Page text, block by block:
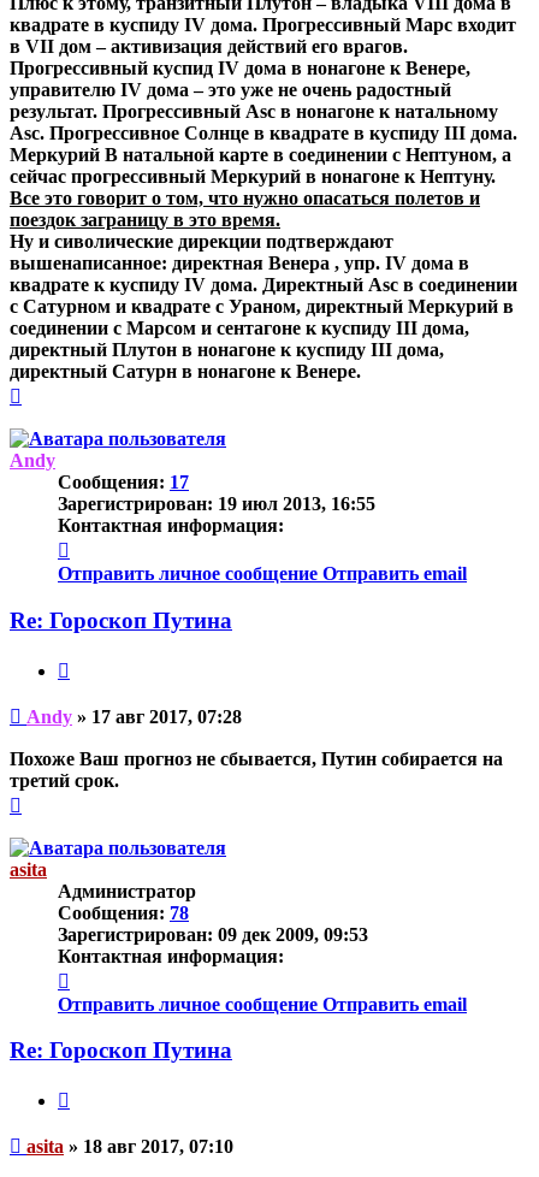
квадрате в куспиду IV дома. Прогрессивный Марс входит
в VII дом – активизация действий его врагов.
Прогрессивный куспид IV дома в нонагоне к Венере,
управителю IV дома – это уже не очень радостный
результат. Прогрессивный Asc в нонагоне к натальному
Asc. Прогрессивное Солнце в квадрате в куспиду III дома.
Меркурий В натальной карте в соединении с Нептуном, а
сейчас прогрессивный Меркурий в нонагоне к Нептуну.
Все это говорит о том, что нужно опасаться полетов и
поездок заграницу в это время.
Ну и сиволические дирекции подтверждают
вышенаписанное: директная Венера , упр. IV дома в
квадрате к куспиду IV дома. Директный Asc в соединении
с Сатурном и квадрате с Ураном, директный Меркурий в
соединении с Марсом и сентагоне к куспиду III дома,
директный Плутон в нонагоне к куспиду III дома,
директный Сатурн в нонагоне к Венере.
началу
Andy
Сообщения: 17
Зарегистрирован: 19 июл 2013, 16:55
Контактная информация:
информация
пользователя
Отправить личное сообщение Отправить email
Re: Гороскоп Путина
Непрочитанное
сообщение
Andy » 17 авг 2017, 07:28
Похоже Ваш прогноз не сбывается, Путин собирается на
третий срок.
началу
asita
Администратор
Сообщения: 78
Зарегистрирован: 09 дек 2009, 09:53
Контактная информация:
информация
пользователя
Отправить личное сообщение Отправить email
Re: Гороскоп Путина
Непрочитанное
asita » 18 авг 2017, 07:10